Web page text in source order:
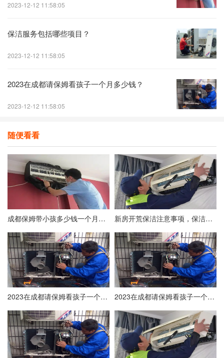
2023-12-12 11:58:05
保洁服务包括哪些项目？
2023-12-12 11:58:05
2023在成都请保姆看孩子一个月多少钱？
2023-12-12 11:58:05
随便看看
成都保姆带小孩多少钱一个月？附成都保姆价格表 新房开荒保洁注意事项，保洁不彻底后期入住后患无穷！
2023在成都请保姆看孩子一个月多少钱？ 2023在成都请保姆看孩子一个月多少钱？